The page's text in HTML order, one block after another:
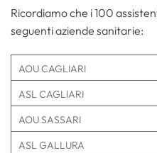
Ricordiamo che i 100
seguenti aziende sanitarie:
AOU CAGLIARI
ASL CAGLIARI
AOU SASSARI
ASL GALLURA